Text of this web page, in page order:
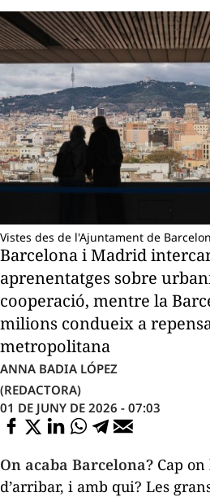
Vistes des de l'Ajuntament de
Barcelona i Madrid
aprenentatges sobre
cooperació, mentre la
milions condueix a
metropolitana
ANNA BADIA LÓPEZ
(REDACTORA)
01 DE JUNY DE 2026 - 07:03
On acaba Barcelona? Cap on
d’arribar, i amb qui? Les